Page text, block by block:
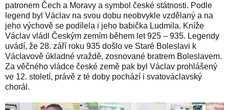
patronem Čech a Moravy a symbol české státnosti. Podle
legend byl Václav na svou dobu neobvykle vzdělaný a na
jeho výchově se podílela i jeho babička Ludmila. Kníže
Václav vládl Českým zemím během let 925 – 935. Legendy
uvádí, že 28. září roku 935 došlo ve Staré Boleslavi k
Václavově úkladné vraždě, zosnované bratrem Boleslavem.
Za věčného vládce české země pak byl Václav prohlášený
ve 12. století, právě z té doby pochází i svatováclavský
chorál.